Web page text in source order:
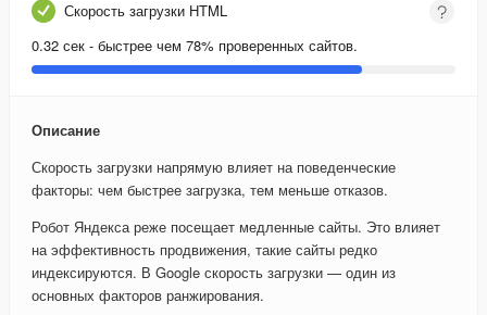
Скорость загрузки HTML
0.32 сек - быстрее чем 78% проверенных сайтов.
Описание
Скорость загрузки напрямую влияет на поведенческие
факторы: чем быстрее загрузка, тем меньше отказов.
Робот Яндекса реже посещает медленные сайты. Это влияет
на эффективность продвижения, такие сайты редко
индексируются. В Google скорость загрузки — один из
основных факторов ранжирования.